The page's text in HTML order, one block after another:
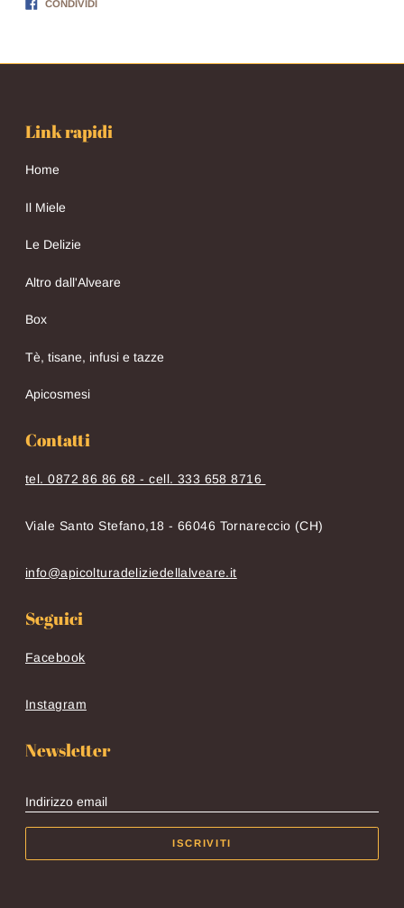
CONDIVIDI
Link rapidi
Home
Il Miele
Le Delizie
Altro dall'Alveare
Box
Tè, tisane, infusi e tazze
Apicosmesi
Contatti
tel. 0872 86 86 68 - cell. 333 658 8716
Viale Santo Stefano,18 - 66046 Tornareccio (CH)
info@apicolturadeliziedellalveare.it
Seguici
Facebook
Instagram
Newsletter
Indirizzo email
ISCRIVITI